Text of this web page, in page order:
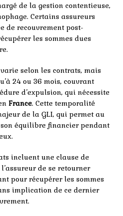
de la gestion contentieuse,
Certains assureurs
de recouvrement post-
les sommes dues
selon les contrats, mais
24 ou 36 mois, couvrant
d’expulsion, qui nécessite
France. Cette temporalité
de la GLI, qui permet au
équilibre financier pendant
incluent une clause de
de se retourner
pour récupérer les sommes
implication de ce dernier